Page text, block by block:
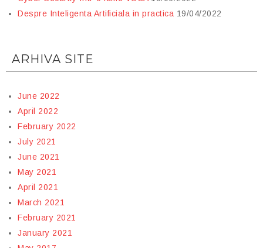
Despre Inteligenta Artificiala in practica 19/04/2022
ARHIVA SITE
June 2022
April 2022
February 2022
July 2021
June 2021
May 2021
April 2021
March 2021
February 2021
January 2021